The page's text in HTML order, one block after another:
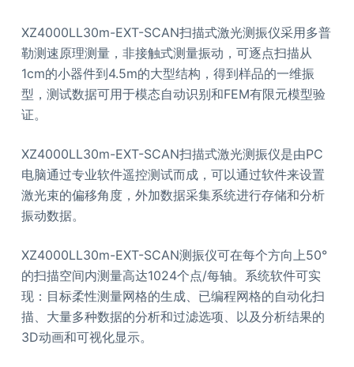
XZ4000LL30m-EXT-SCAN扫描式激光测振仪采用多普
勒测速原理测量，非接触式测量振动，可逐点扫描从
1cm的小器件到4.5m的大型结构，得到样品的一维振
型，测试数据可用于模态自动识别和FEM有限元模型验
证。
XZ4000LL30m-EXT-SCAN扫描式激光测振仪是由PC
电脑通过专业软件遥控测试而成，可以通过软件来设置
激光束的偏移角度，外加数据采集系统进行存储和分析
振动数据。
XZ4000LL30m-EXT-SCAN测振仪可在每个方向上50°
的扫描空间内测量高达1024个点/每轴。系统软件可实
现：目标柔性测量网格的生成、已编程网格的自动化扫
描、大量多种数据的分析和过滤选项、以及分析结果的
3D动画和可视化显示。